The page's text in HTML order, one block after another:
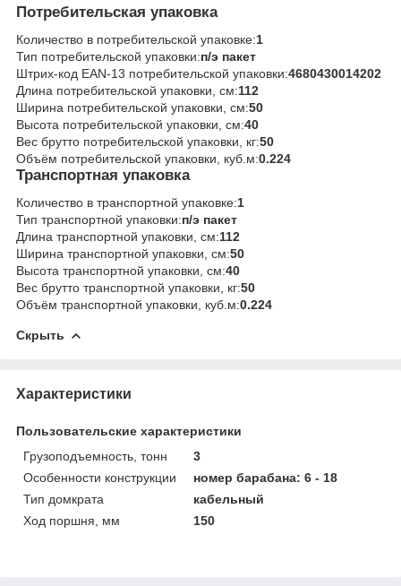
Потребительская упаковка
Количество в потребительской упаковке:1
Тип потребительской упаковки:п/э пакет
Штрих-код EAN-13 потребительской упаковки:4680430014202
Длина потребительской упаковки, см:112
Ширина потребительской упаковки, см:50
Высота потребительской упаковки, см:40
Вес брутто потребительской упаковки, кг:50
Объём потребительской упаковки, куб.м:0.224
Транспортная упаковка
Количество в транспортной упаковке:1
Тип транспортной упаковки:п/э пакет
Длина транспортной упаковки, см:112
Ширина транспортной упаковки, см:50
Высота транспортной упаковки, см:40
Вес брутто транспортной упаковки, кг:50
Объём транспортной упаковки, куб.м:0.224
Скрыть
Характеристики
Пользовательские характеристики
Грузоподъемность, тонн
3
Особенности конструкции
номер барабана: 6 - 18
Тип домкрата
кабельный
Ход поршня, мм
150